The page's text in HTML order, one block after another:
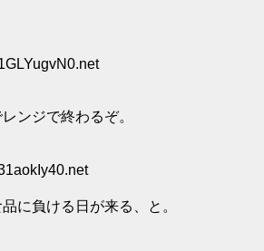
ンジで終わるぞ。
に負ける日が来る、と。